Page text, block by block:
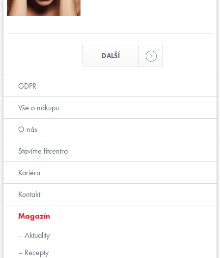
DALŠÍ
GDPR
Vše o nákupu
O nás
Stavíme fitcentra
Kariéra
Kontakt
Magazín
Aktuality
Recepty